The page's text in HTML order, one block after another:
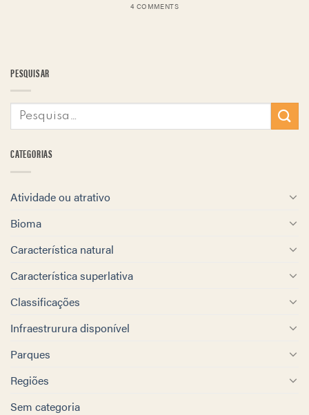
PESQUISAR
CATEGORIAS
Atividade ou atrativo
Bioma
Característica natural
Característica superlativa
Classificações
Infraestrurura disponível
Parques
Regiões
Sem categoria
4 COMMENTS